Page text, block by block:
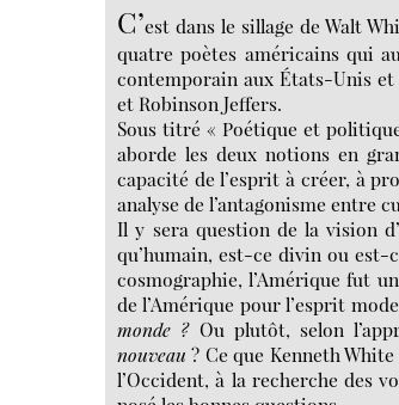
C’est dans le sillage de Walt
quatre poètes américains qui
contemporain aux États-Unis
et Robinson Jeffers.
Sous titré « Poétique et
aborde les deux notions en
capacité de l’esprit à créer, à
analyse de l’antagonisme entre
Il y sera question de la vision
qu’humain, est-ce divin ou est-
cosmographie, l’Amérique fut
de l’Amérique pour l’esprit
monde ?Ou plutôt, selon
nouveau ? Ce que Kenneth
l’Occident, à la recherche des